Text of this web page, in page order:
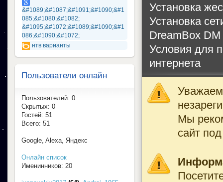
Установка
Установка
DreamBox
Условия для
интернета
Мы
сайт
&#1089;&#1087;&#1091;&#1090;&#1
085;&#1080;&#1082;
&#1095;&#1072;&#1089;&#1090;&#1
086;&#1090;&#1072;
нтв варианты
Пользователи онлайн
Пользователей: 0
Скрытых: 0
Гостей: 51
Всего: 51
Google, Alexa, Яндекс
Онлайн список
Именинников: 20